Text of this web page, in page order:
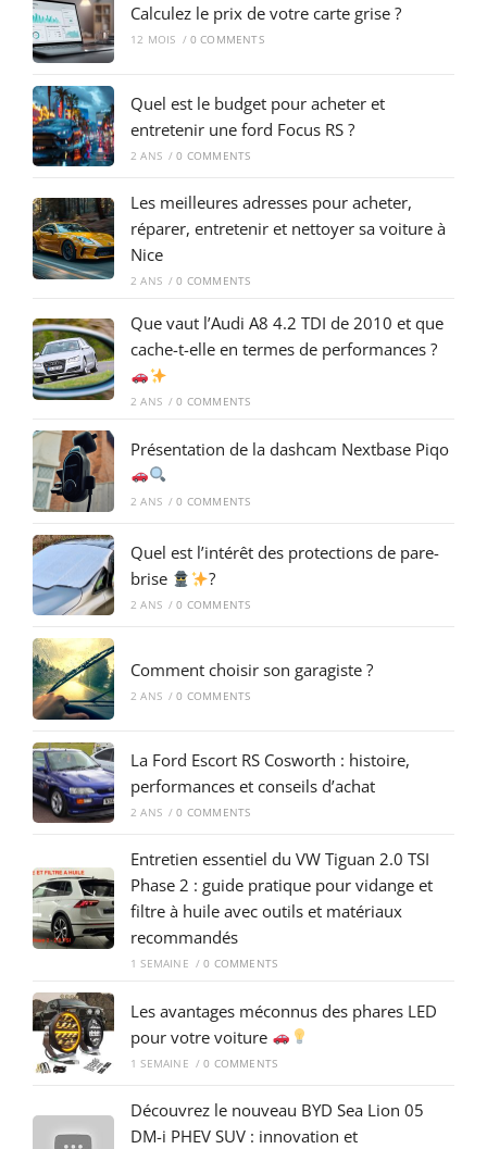
Calculez le prix de votre carte grise ?
12 MOIS / 0 COMMENTS
Quel est le budget pour acheter et
entretenir une ford Focus RS ?
2 ANS / 0 COMMENTS
Les meilleures adresses pour acheter,
réparer, entretenir et nettoyer sa voiture à
Nice
2 ANS / 0 COMMENTS
Que vaut l’Audi A8 4.2 TDI de 2010 et que
cache-t-elle en termes de performances ?
2 ANS / 0 COMMENTS
Présentation de la dashcam Nextbase Piqo
2 ANS / 0 COMMENTS
Quel est l’intérêt des protections de pare-
brise
?
2 ANS / 0 COMMENTS
Comment choisir son garagiste ?
2 ANS / 0 COMMENTS
La Ford Escort RS Cosworth : histoire,
performances et conseils d’achat
2 ANS / 0 COMMENTS
Entretien essentiel du VW Tiguan 2.0 TSI
Phase 2 : guide pratique pour vidange et
filtre à huile avec outils et matériaux
recommandés
1 SEMAINE / 0 COMMENTS
Les avantages méconnus des phares LED
pour votre voiture
1 SEMAINE / 0 COMMENTS
Découvrez le nouveau BYD Sea Lion 05
DM-i PHEV SUV : innovation et